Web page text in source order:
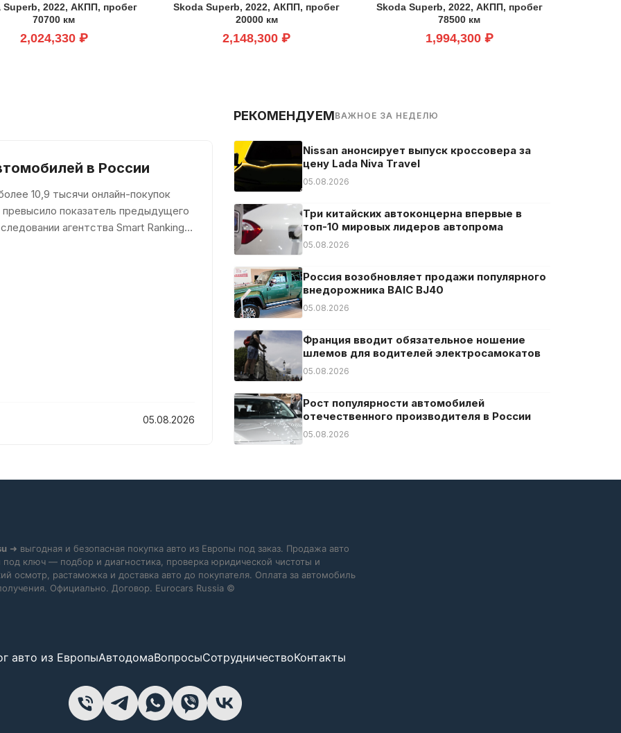
Superb, 2022, АКПП, пробег
70700 км
2,024,330 ₽
Skoda Superb, 2022, АКПП, пробег
20000 км
2,148,300 ₽
Skoda Superb, 2022, АКПП, пробег
78500 км
1,994,300 ₽
в России
10,9 тысячи онлайн-покупок
показатель предыдущего
агентства Smart Ranking,
05.08.2026
РЕКОМЕНДУЕМВАЖНОЕ ЗА НЕДЕЛЮ
Nissan анонсирует выпуск кроссовера за
цену Lada Niva Travel
05.08.2026
Три китайских автоконцерна впервые в
топ-10 мировых лидеров автопрома
05.08.2026
Россия возобновляет продажи популярного
внедорожника BAIC BJ40
05.08.2026
Франция вводит обязательное ношение
шлемов для водителей электросамокатов
05.08.2026
Рост популярности автомобилей
отечественного производителя в России
05.08.2026
➜ выгодная и безопасная покупка авто из Европы под заказ. Продажа авто
под ключ — подбор и диагностика, проверка юридической чистоты и
осмотр, растаможка и доставка авто до покупателя. Оплата за автомобиль
Официально. Договор. Eurocars Russia ©
авто из ЕвропыАвтодомаВопросыСотрудничествоКонтакты